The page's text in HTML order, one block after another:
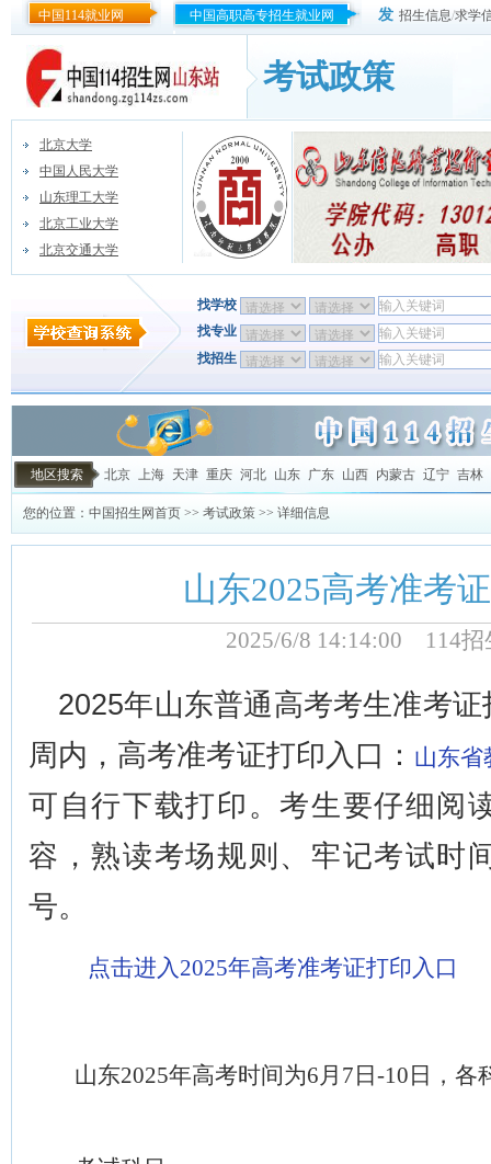
中国114就业网 中国高职高专招生就业网 发 招生信息/求学
考试政策
北京大学
中国人民大学
山东理工大学
北京工业大学
北京交通大学
找学校
找专业
找招生
地区搜索 北京 上海 天津 重庆 河北 山东 广东 山西 内蒙古 辽宁 吉林
您的位置： 中国招生网首页 >> 考试政策 >> 详细信息
山东2025高考准考
2025/6/8 14:14:00 114招
2025年山东普通高考考生准考证
周内，高考准考证打印入口： 山东省
可自行下载打印。考生要仔细阅
容，熟读考场规则、牢记考试时
号。
点击进入2025年高考准考证打印入口
山东2025年高考时间为6月7日-10日，各